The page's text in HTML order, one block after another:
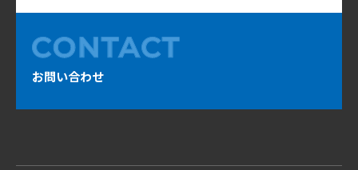
お問い合わせ